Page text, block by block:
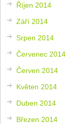
Říjen 2014
Září 2014
Srpen 2014
Červenec 2014
Červen 2014
Květen 2014
Duben 2014
Březen 2014